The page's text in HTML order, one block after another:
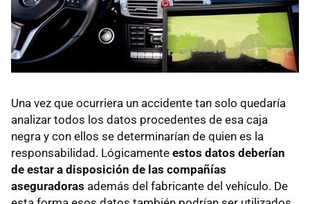
Una vez que ocurriera un accidente tan solo quedaría
analizar todos los datos procedentes de esa caja
negra y con ellos se determinarían de quien es la
responsabilidad. Lógicamente estos datos deberían
de estar a disposición de las compañías
aseguradoras además del fabricante del vehículo. De